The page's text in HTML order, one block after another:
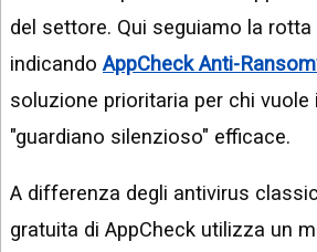
del settore. Qui seguiamo la rotta
indicando AppCheck Anti-
soluzione prioritaria per chi vuole
"guardiano silenzioso" efficace.
A differenza degli antivirus
gratuita di AppCheck utilizza un